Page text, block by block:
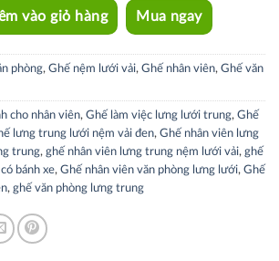
vào giỏ hàng Mua ngay
phòng, Ghế nệm lưới vải, Ghế nhân viên, Ghế văn
cho nhân viên, Ghế làm việc lưng lưới trung, Ghế
lưng trung lưới nệm vải đen, Ghế nhân viên lưng
trung, ghế nhân viên lưng trung nệm lưới vải, ghế
bánh xe, Ghế nhân viên văn phòng lưng lưới, Ghế
, ghế văn phòng lưng trung